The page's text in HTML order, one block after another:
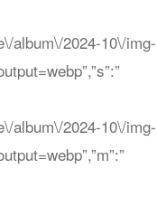
album\/2024-10\/img-
album\/2024-10\/img-